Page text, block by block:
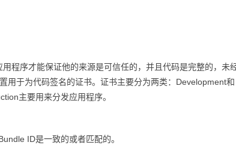
程序才能保证他的来源是可信任的，并且代码是完整的，未
用于为代码签名的证书。证书主要分为两类：Development和
主要用来分发应用程序。
ID是一致的或者匹配的。